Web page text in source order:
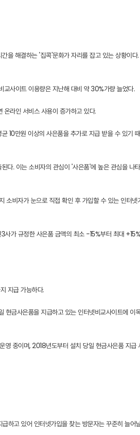
을 해결하는 '집콕'문화가 자리를 잡고 있는 상황이다
교사이트 이용량은 지난해 대비 약 30%가량 늘었다.
라인 서비스 사용이 증가하고 있다.
10만원 이상의 사은품을 추가로 지급 받을 수 있기
다. 이는 소비자의 관심이 '사은품'에 높은 관심을 나
비자가 눈으로 직접 확인 후 가입할 수 있는 인터넷
가 규정한 사은품 금액의 최소 -15%부터 최대
지급 가능하다.
금사은품을 지급하고 있는 인터넷비교사이트에 이
영 중이며, 2018년도부터 설치 당일 현금사은품 지급
하고 있어 인터넷가입을 찾는 방문자는 꾸준히 늘어